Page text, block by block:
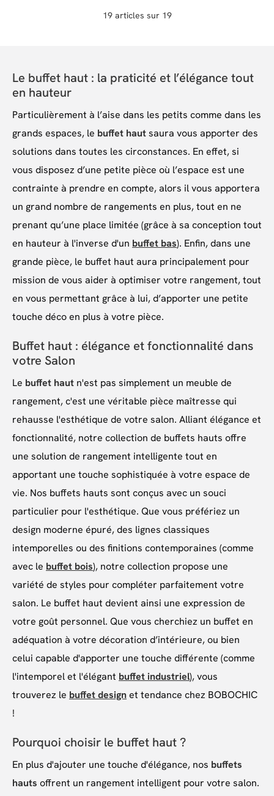
19 articles sur 19
Le buffet haut : la praticité et l’élégance tout
en hauteur
Particulièrement à l’aise dans les petits comme dans les
grands espaces, le buffet hautsaura vous apporter des
solutions dans toutes les circonstances. En effet, si
vous disposez d’une petite pièce où l’espace est une
contrainte à prendre en compte, alors il vous apportera
un grand nombre de rangements en plus, tout en ne
prenant qu’une place limitée (grâce à sa conception tout
en hauteur à l'inverse d'un buffet bas). Enfin, dans une
grande pièce, le buffet haut aura principalement pour
mission de vous aider à optimiser votre rangement, tout
en vous permettant grâce à lui, d’apporter une petite
touche déco en plus à votre pièce.
Buffet haut : élégance et fonctionnalité dans
votre Salon
Le buffet haut n'est pas simplement un meuble de
rangement, c'est une véritable pièce maîtresse qui
rehausse l'esthétique de votre salon. Alliant élégance et
fonctionnalité, notre collection de buffets hauts offre
une solution de rangement intelligente tout en
apportant une touche sophistiquée à votre espace de
vie. Nos buffets hauts sont conçus avec un souci
particulier pour l'esthétique. Que vous préfériez un
design moderne épuré, des lignes classiques
intemporelles ou des finitions contemporaines (comme
avec le buffet bois), notre collection propose une
variété de styles pour compléter parfaitement votre
salon. Le buffet haut devient ainsi une expression de
votre goût personnel. Que vous cherchiez un buffet en
adéquation à votre décoration d’intérieure, ou bien
celui capable d'apporter une touche différente (comme
l'intemporel et l'élégant buffet industriel), vous
trouverez le buffet designet tendance chez BOBOCHIC
!
Pourquoi choisir le buffet haut ?
En plus d'ajouter une touche d'élégance, nos buffets
hauts offrent un rangement intelligent pour votre salon.